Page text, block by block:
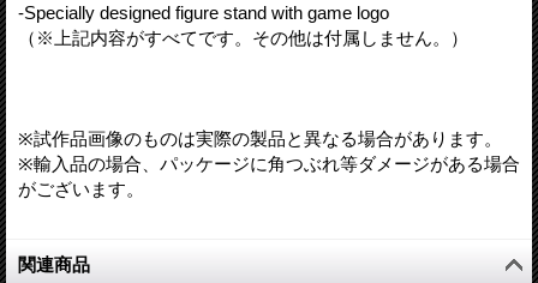
-Specially designed figure stand with game logo
（※上記内容がすべてです。その他は付属しません。）
※試作品画像のものは実際の製品と異なる場合があります。
※輸入品の場合、パッケージに角つぶれ等ダメージがある場合
がございます。
関連商品